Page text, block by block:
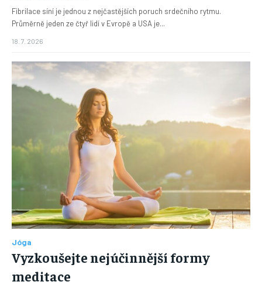
Fibrilace síní je jednou z nejčastějších poruch srdečního rytmu.
Průměrně jeden ze čtyř lidí v Evropě a USA je...
18. 7. 2026
Jóga
Vyzkoušejte nejúčinnější formy
meditace